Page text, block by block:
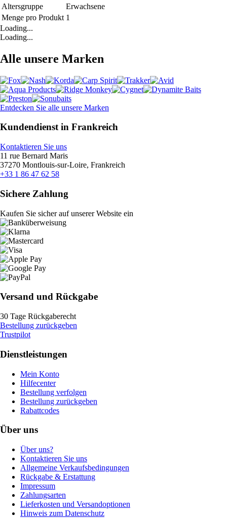
Altersgruppe
Erwachsene
Menge pro Produkt 1
Loading...
Loading...
Alle unsere Marken
Entdecken Sie alle unsere Marken
Kundendienst in Frankreich
Kontaktieren Sie uns
11 rue Bernard Maris
37270 Montlouis-sur-Loire, Frankreich
+33 1 86 47 62 58
Sichere Zahlung
Kaufen Sie sicher auf unserer Website ein
Versand und Rückgabe
30 Tage Rückgaberecht
Bestellung zurückgeben
Trustpilot
Dienstleistungen
Mein Konto
Hilfecenter
Bestellung verfolgen
Bestellung zurückgeben
Rabattcodes
Über uns
Über uns?
Kontaktieren Sie uns
Allgemeine Verkaufsbedingungen
Rückgabe & Erstattung
Impressum
Zahlungsarten
Lieferkosten und Versandoptionen
Hinweis zum Datenschutz